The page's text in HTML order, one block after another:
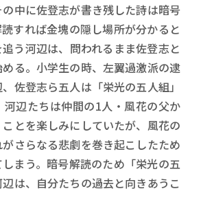
中に佐登志が書き残した詩は暗号
すれば金塊の隠し場所が分かると
う河辺は、問われるまま佐登志と
る。小学生の時、左翼過激派の逮
佐登志ら五人は「栄光の五人組」
河辺たちは仲間の1人・風花の父か
とを楽しみにしていたが、風花の
さらなる悲劇を巻き起こしたため
まう。暗号解読のため「栄光の五
は、自分たちの過去と向きあうこ